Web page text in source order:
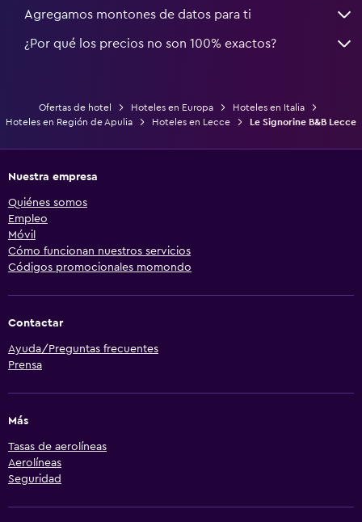
Agregamos montones de datos para ti
¿Por qué los precios no son 100% exactos?
Ofertas de hotel Hoteles en Europa
Hoteles en Italia
Hoteles en Región de Apulia
Hoteles en Lecce Le Signorine B&B Lecce
Nuestra empresa
Quiénes somos
Empleo
Móvil
Cómo funcionan nuestros servicios
Códigos promocionales momondo
Contactar
Ayuda/Preguntas frecuentes
Prensa
Más
Tasas de aerolíneas
Aerolíneas
Seguridad